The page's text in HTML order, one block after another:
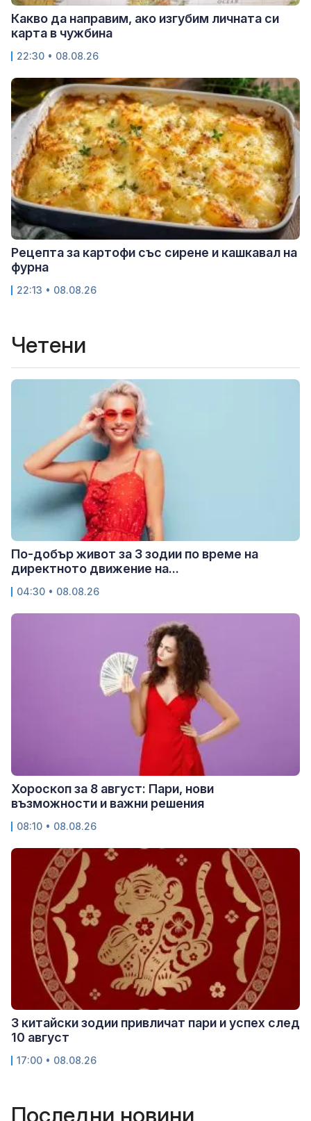
Какво да направим, ако изгубим личната си
карта в чужбина
22:30 • 08.08.26
Рецепта за картофи със сирене и кашкавал на
фурна
22:13 • 08.08.26
Четени
По-добър живот за 3 зодии по време на
директното движение на...
04:30 • 08.08.26
Хороскоп за 8 август: Пари, нови
възможности и важни решения
08:10 • 08.08.26
3 китайски зодии привличат пари и успех след
10 август
17:00 • 08.08.26
Последни новини